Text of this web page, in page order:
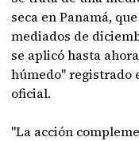
seca en Panamá,
mediados de
se aplicó hasta
húmedo" registrado
oficial.
"La acción